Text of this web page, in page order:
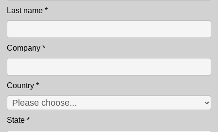
Last name *
Company *
Country *
State *